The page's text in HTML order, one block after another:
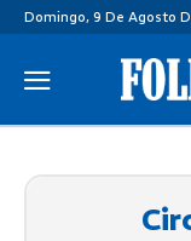
Domingo, 9 De Agosto